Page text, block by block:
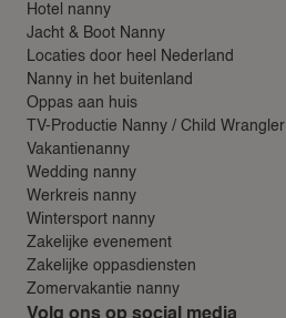
Hotel nanny
Jacht & Boot Nanny
Locaties door heel Nederland
Nanny in het buitenland
Oppas aan huis
TV-Productie Nanny / Child Wrangler
Vakantienanny
Wedding nanny
Werkreis nanny
Wintersport nanny
Zakelijke evenement
Zakelijke oppasdiensten
Zomervakantie nanny
Volg ons op social media